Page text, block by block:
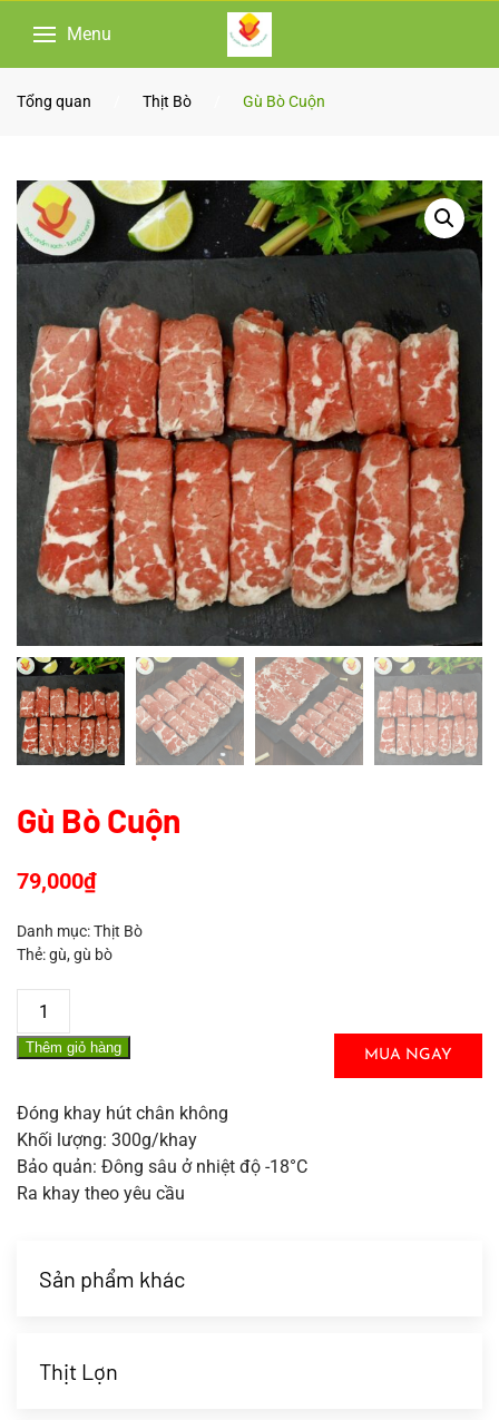
Skip to main content
Menu
Tổng quan Thịt Bò Gù Bò Cuộn
Gù Bò Cuộn
79,000₫
Danh mục:Thịt Bò
Thẻ:gù,gù bò
Bò
Cuộn
lượng
Thêm giỏ hàng MUA NGAY
Đóng khay hút chân không
Khối lượng: 300g/khay
Bảo quản: Đông sâu ở nhiệt độ -18°C
Ra khay theo yêu cầu
Sản phẩm khác
Thịt Lợn